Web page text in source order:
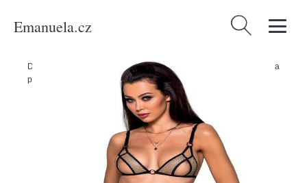
Emanuela.cz Vyhledávání
Domů Sexuální a erotické pomůcky
Erotické oblečení a
prádlo
Dámské erotické prádlo/Passion Gabi set - béžový